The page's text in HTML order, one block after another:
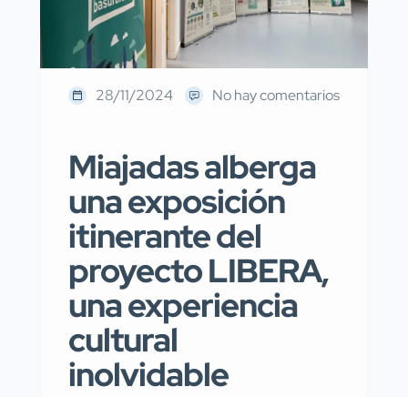
28/11/2024 No hay comentarios
Miajadas alberga
una exposición
itinerante del
proyecto LIBERA,
una experiencia
cultural
inolvidable